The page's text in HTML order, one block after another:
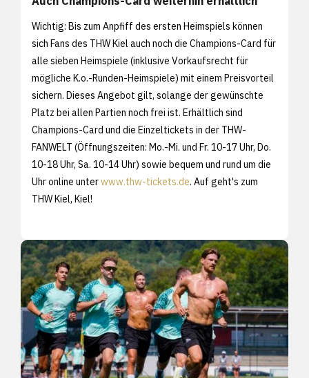
Wichtig: Bis zum Anpfiff des ersten Heimspiels können
sich Fans des THW Kiel auch noch die Champions-Card für
alle sieben Heimspiele (inklusive Vorkaufsrecht für
mögliche K.o.-Runden-Heimspiele) mit einem Preisvorteil
sichern. Dieses Angebot gilt, solange der gewünschte
Platz bei allen Partien noch frei ist. Erhältlich sind
Champions-Card und die Einzeltickets in der THW-
FANWELT (Öffnungszeiten: Mo.-Mi. und Fr. 10-17 Uhr, Do.
10-18 Uhr, Sa. 10-14 Uhr) sowie bequem und rund um die
Uhr online unterwww.thw-tickets.de. Auf geht's zum
THW Kiel, Kiel!